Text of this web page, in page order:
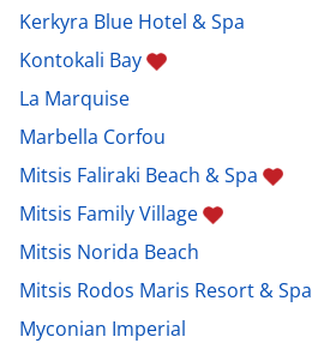
Kerkyra Blue Hotel & Spa
Kontokali Bay
La Marquise
Marbella Corfou
Mitsis Faliraki Beach & Spa
Mitsis Family Village
Mitsis Norida Beach
Mitsis Rodos Maris Resort & Spa
Myconian Imperial